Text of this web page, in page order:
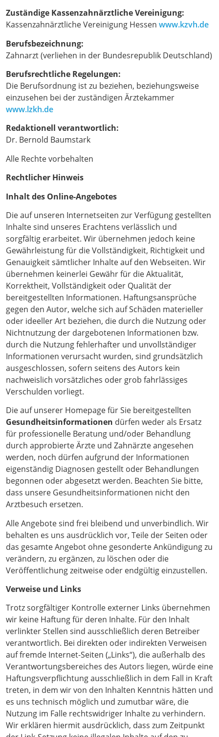
Zuständige Kassenzahnärztliche Vereinigung:
Kassenzahnärztliche Vereinigung Hessen www.kzvh.de
Berufsbezeichnung:
Zahnarzt (verliehen in der Bundesrepublik Deutschland)
Berufsrechtliche Regelungen:
Die Berufsordnung ist zu beziehen, beziehungsweise
einzusehen bei der zuständigen Ärztekammer
www.lzkh.de
Redaktionell verantwortlich:
Dr. Bernold Baumstark
Alle Rechte vorbehalten
Rechtlicher Hinweis
Inhalt des Online-Angebotes
Die auf unseren Internetseiten zur Verfügung gestellten
Inhalte sind unseres Erachtens verlässlich und
sorgfältig erarbeitet. Wir übernehmen jedoch keine
Gewährleistung für die Vollständigkeit, Richtigkeit und
Genauigkeit sämtlicher Inhalte auf den Webseiten. Wir
übernehmen keinerlei Gewähr für die Aktualität,
Korrektheit, Vollständigkeit oder Qualität der
bereitgestellten Informationen. Haftungsansprüche
gegen den Autor, welche sich auf Schäden materieller
oder ideeller Art beziehen, die durch die Nutzung oder
Nichtnutzung der dargebotenen Informationen bzw.
durch die Nutzung fehlerhafter und unvollständiger
Informationen verursacht wurden, sind grundsätzlich
ausgeschlossen, sofern seitens des Autors kein
nachweislich vorsätzliches oder grob fahrlässiges
Verschulden vorliegt.
Die auf unserer Homepage für Sie bereitgestellten
Gesundheitsinformationen dürfen weder als Ersatz
für professionelle Beratung und/oder Behandlung
durch approbierte Ärzte und Zahnärzte angesehen
werden, noch dürfen aufgrund der Informationen
eigenständig Diagnosen gestellt oder Behandlungen
begonnen oder abgesetzt werden. Beachten Sie bitte,
dass unsere Gesundheitsinformationen nicht den
Arztbesuch ersetzen.
Alle Angebote sind frei bleibend und unverbindlich. Wir
behalten es uns ausdrücklich vor, Teile der Seiten oder
das gesamte Angebot ohne gesonderte Ankündigung zu
verändern, zu ergänzen, zu löschen oder die
Veröffentlichung zeitweise oder endgültig einzustellen.
Verweise und Links
Trotz sorgfältiger Kontrolle externer Links übernehmen
wir keine Haftung für deren Inhalte. Für den Inhalt
verlinkter Stellen sind ausschließlich deren Betreiber
verantwortlich. Bei direkten oder indirekten Verweisen
auf fremde Internet-Seiten („Links“), die außerhalb des
Verantwortungsbereiches des Autors liegen, würde eine
Haftungsverpflichtung ausschließlich in dem Fall in Kraft
treten, in dem wir von den Inhalten Kenntnis hätten und
es uns technisch möglich und zumutbar wäre, die
Nutzung im Falle rechtswidriger Inhalte zu verhindern.
Wir erklären hiermit ausdrücklich, dass zum Zeitpunkt